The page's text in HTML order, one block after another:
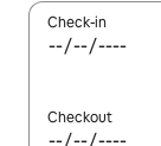
Check-in
Checkout